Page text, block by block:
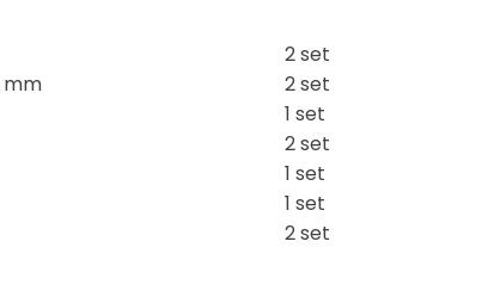
2 set
mm
2 set
1 set
2 set
1 set
1 set
2 set